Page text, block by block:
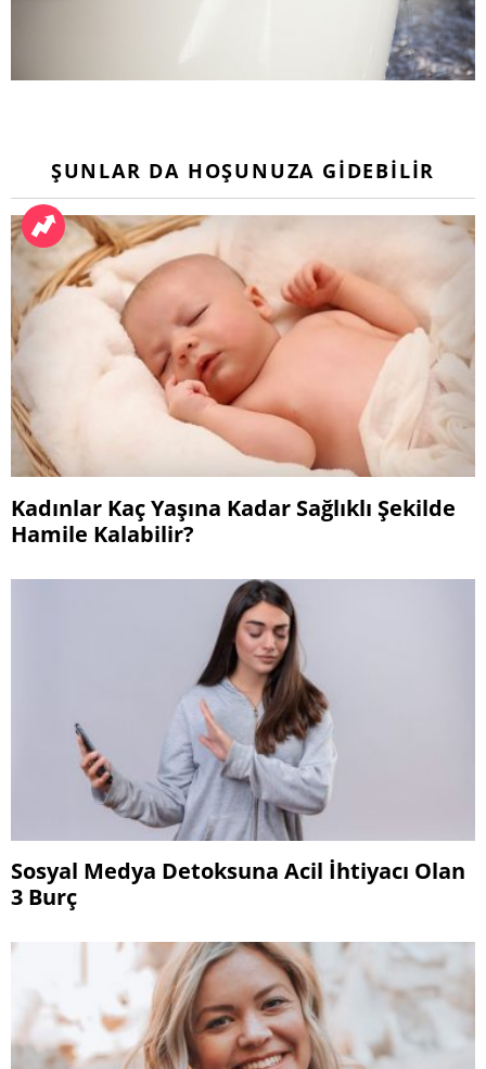
ŞUNLAR DA HOŞUNUZA GIDEBILIR
Kadınlar Kaç Yaşına Kadar Sağlıklı Şekilde
Hamile Kalabilir?
Sosyal Medya Detoksuna Acil İhtiyacı Olan
3 Burç